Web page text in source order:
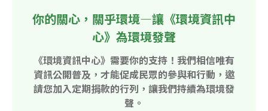
你的關心，關乎環境—讓《環境資訊中
心》為環境發聲
《環境資訊中心》需要你的支持！我們相信唯有
資訊公開普及，才能促成民眾的參與和行動，邀
請您加入定期捐款的行列，讓我們持續為環境發
聲。